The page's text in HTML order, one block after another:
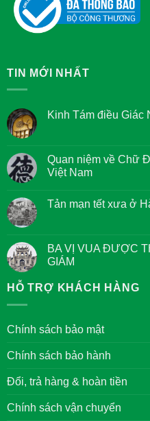
TIN MỚI NHẤT
Kinh Tám điều Giác
luận
ở
Kinh
Giác
Ngộ
Đại
Nhân
Quan niệm về Chữ
Việt Nam
bình
về
Chữ
Đức
văn
hóa
Nam
Tản mạn tết xưa ở
luận
ở
Tản
xưa
BA VỊ VUA ĐƯỢC
GIÁM
có
bình
VỊ
THỜ
MIẾU
GIÁM
HỖ TRỢ KHÁCH HÀNG
Chính sách bảo mật
Chính sách bảo hành
Đổi, trả hàng & hoàn tiền
Chính sách vận chuyển